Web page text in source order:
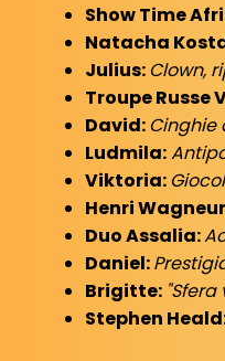
Show Time
Natacha
Julius: Clown,
Troupe Russe
David: Cinghie
Ludmila:
Viktoria:
Henri
Duo Assalia:
Daniel:
Brigitte:
Stephen